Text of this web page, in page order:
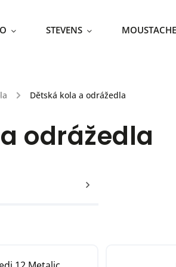
STEVENS MOUSTACHE
/ Dětská kola a odrážedla
odrážedla